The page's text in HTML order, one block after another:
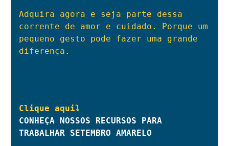
Adquira agora e seja parte dessa
corrente de amor e cuidado. Porque um
pequeno gesto pode fazer uma grande
diferença.
CONHEÇA NOSSOS RECURSOS PARA
TRABALHAR SETEMBRO AMARELO